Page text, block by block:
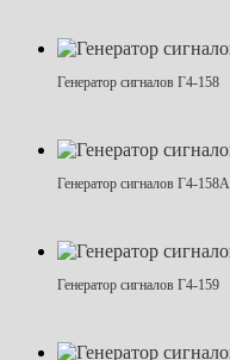
Генератор сигналов Г4-158
Генератор сигналов Г4-158А
Генератор сигналов Г4-159